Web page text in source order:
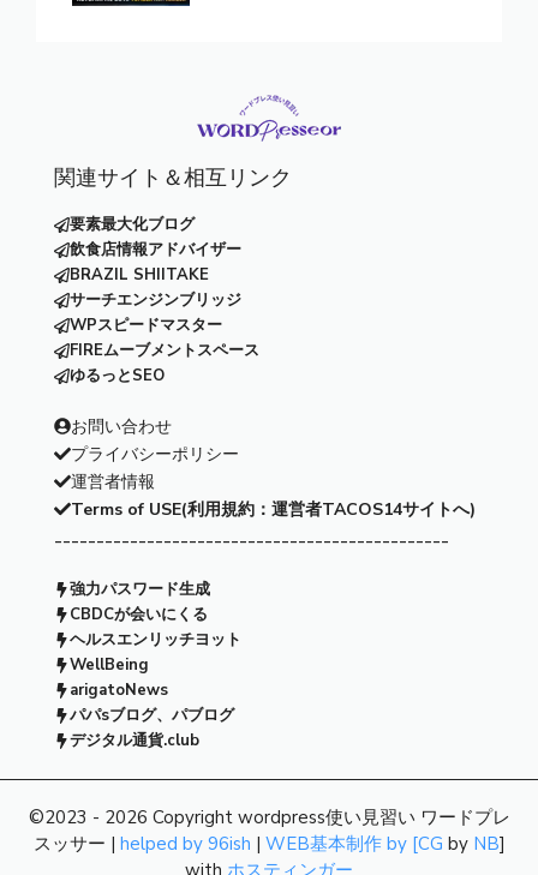
関連サイト＆相互リンク
要素最大化ブログ
飲食店情報アドバイザー
BRAZIL SHIITAKE
サーチエンジンブリッジ
WPスピードマスター
FIREムーブメントスペース
ゆるっとSEO
お問い合わせ
プライバシーポリシー
運営者情報
Terms of USE(利用規約：運営者TACOS14サイトへ)
-----------------------------------------------
強力パスワード生成
CBDCが会いにくる
ヘルスエンリッチヨット
WellBeing
arigatoNews
パパsブログ、パブログ
デジタル通貨.club
©2023 - 2026 Copyright wordpress使い見習い ワードプレ
スッサー | helped by 96ish | WEB基本制作 by [CG by NB]
with ホスティンガー